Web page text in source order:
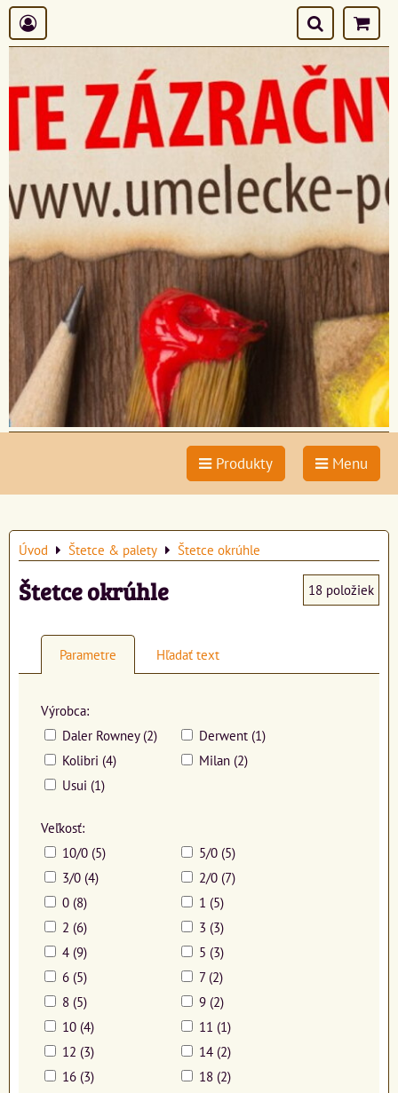
Produkty Menu
Úvod Štetce & palety Štetce okrúhle
Štetce okrúhle 18 položiek
Parametre Hľadať text
Výrobca:
Daler Rowney (2)
Derwent (1)
Kolibri (4)
Milan (2)
Usui (1)
Veľkosť:
10/0 (5)
5/0 (5)
3/0 (4)
2/0 (7)
0 (8)
1 (5)
2 (6)
3 (3)
4 (9)
5 (3)
6 (5)
7 (2)
8 (5)
9 (2)
10 (4)
11 (1)
12 (3)
14 (2)
16 (3)
18 (2)